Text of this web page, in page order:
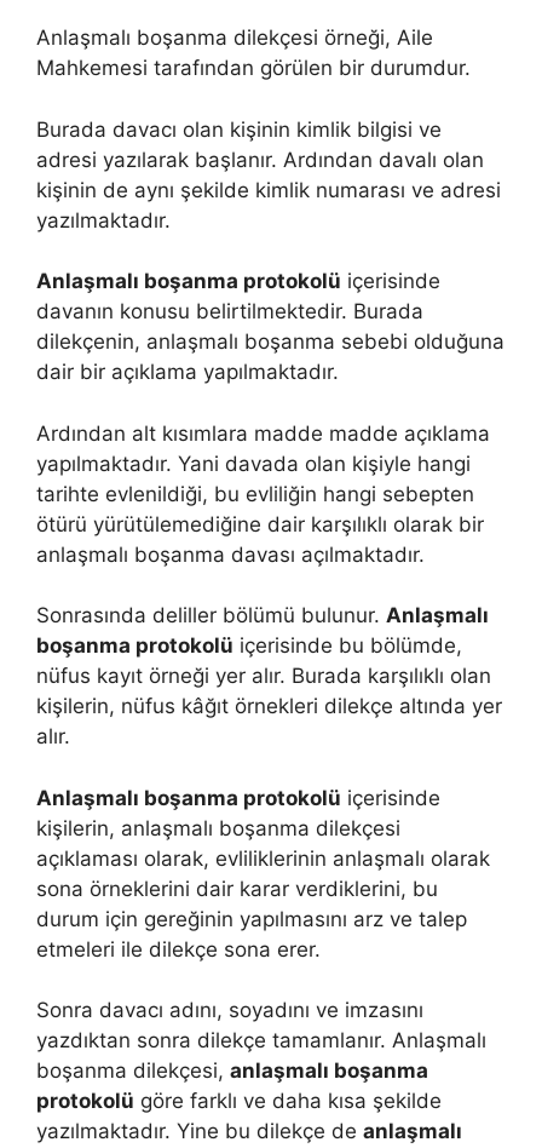
Anlaşmalı boşanma dilekçesi örneği, Aile
Mahkemesi tarafından görülen bir durumdur.
Burada davacı olan kişinin kimlik bilgisi ve
adresi yazılarak başlanır. Ardından davalı olan
kişinin de aynı şekilde kimlik numarası ve adresi
yazılmaktadır.
Anlaşmalı boşanma protokolü içerisinde
davanın konusu belirtilmektedir. Burada
dilekçenin, anlaşmalı boşanma sebebi olduğuna
dair bir açıklama yapılmaktadır.
Ardından alt kısımlara madde madde açıklama
yapılmaktadır. Yani davada olan kişiyle hangi
tarihte evlenildiği, bu evliliğin hangi sebepten
ötürü yürütülemediğine dair karşılıklı olarak bir
anlaşmalı boşanma davası açılmaktadır.
Sonrasında deliller bölümü bulunur. Anlaşmalı
boşanma protokolü içerisinde bu bölümde,
nüfus kayıt örneği yer alır. Burada karşılıklı olan
kişilerin, nüfus kâğıt örnekleri dilekçe altında yer
alır.
Anlaşmalı boşanma protokolü içerisinde
kişilerin, anlaşmalı boşanma dilekçesi
açıklaması olarak, evliliklerinin anlaşmalı olarak
sona örneklerini dair karar verdiklerini, bu
durum için gereğinin yapılmasını arz ve talep
etmeleri ile dilekçe sona erer.
Sonra davacı adını, soyadını ve imzasını
yazdıktan sonra dilekçe tamamlanır. Anlaşmalı
boşanma dilekçesi, anlaşmalı boşanma
protokolü göre farklı ve daha kısa şekilde
yazılmaktadır. Yine bu dilekçe de anlaşmalı